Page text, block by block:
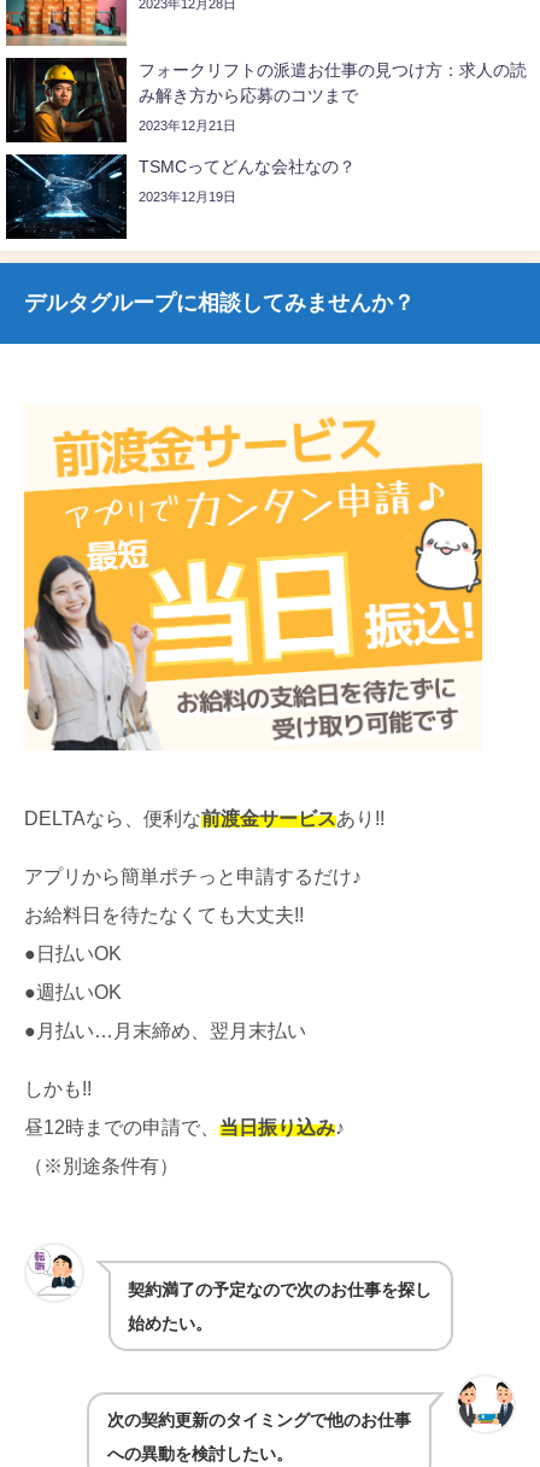
2023年12月28日
フォークリフトの派遣お仕事の見つけ方：求人の読
み解き方から応募のコツまで
2023年12月21日
TSMCってどんな会社なの？
2023年12月19日
デルタグループに相談してみませんか？
DELTAなら、便利な前渡金サービスあり!!
アプリから簡単ポチっと申請するだけ♪
お給料日を待たなくても大丈夫!!
●日払いOK
●週払いOK
●月払い…月末締め、翌月末払い
しかも!!
昼12時までの申請で、 当日振り込み♪
（※別途条件有）
契約満了の予定なので次のお仕事を探し
始めたい。
次の契約更新のタイミングで他のお仕事
への異動を検討したい。